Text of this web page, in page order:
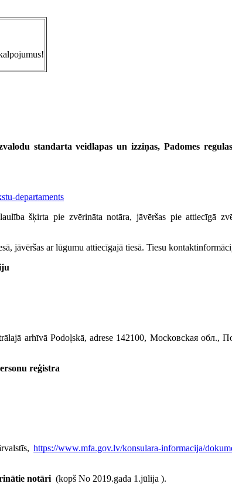
standarta veidlapas un izziņas, Padomes
departaments
šķirta pie zvērināta notāra, jāvēršas pie attiecīgā
jāvēršas ar lūgumu attiecīgajā tiesā. Tiesu
arhīvā Podoļskā, adrese 142100, Mockoвckaя
reģistra
https://www.mfa.gov.lv/konsulara-informacija/
notāri (kopš No 2019.gada 1.jūlija ).